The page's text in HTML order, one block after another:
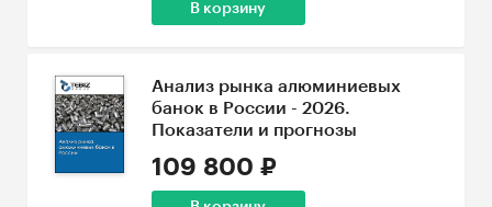
В корзину
Анализ рынка алюминиевых
банок в России - 2026.
Показатели и прогнозы
109 800 ₽